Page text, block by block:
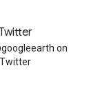
on
Twitter